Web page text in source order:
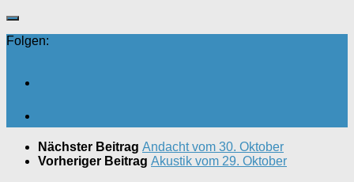
Folgen:
Nächster Beitrag Andacht vom 30. Oktober
Vorheriger Beitrag Akustik vom 29. Oktober